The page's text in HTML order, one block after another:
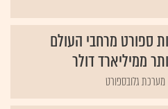
ספורט מרחבי העולם
ממיליארד דולר
מערכת גלובספורט